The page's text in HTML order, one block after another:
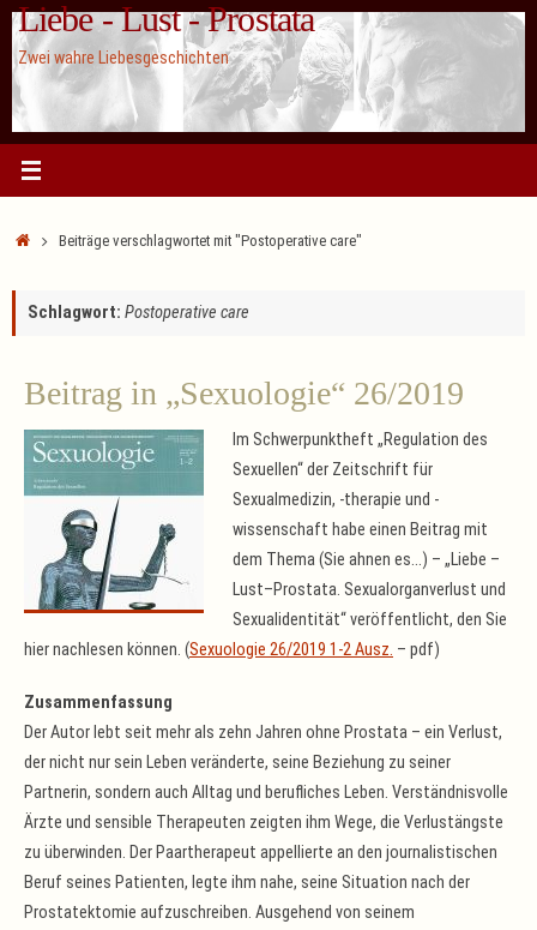
Zum
Inhalt
springen
Liebe - Lust - Prostata
Zwei wahre Liebesgeschichten
StartBeiträge verschlagwortet mit "Postoperative care"
Schlagwort: Postoperative care
Beitrag in „Sexuologie“ 26/2019
Im Schwerpunktheft „Regulation des
Sexuellen“ der Zeitschrift für
Sexualmedizin, -therapie und -
wissenschaft habe einen Beitrag mit
dem Thema (Sie ahnen es…) – „Liebe –
Lust–Prostata. Sexualorganverlust und
Sexualidentität“ veröffentlicht, den Sie
hier nachlesen können. (Sexuologie 26/2019 1-2 Ausz. – pdf)
Zusammenfassung
Der Autor lebt seit mehr als zehn Jahren ohne Prostata – ein Verlust,
der nicht nur sein Leben veränderte, seine Beziehung zu seiner
Partnerin, sondern auch Alltag und berufliches Leben. Verständnisvolle
Ärzte und sensible Therapeuten zeigten ihm Wege, die Verlustängste
zu überwinden. Der Paartherapeut appellierte an den journalistischen
Beruf seines Patienten, legte ihm nahe, seine Situation nach der
Prostatektomie aufzuschreiben. Ausgehend von seinem